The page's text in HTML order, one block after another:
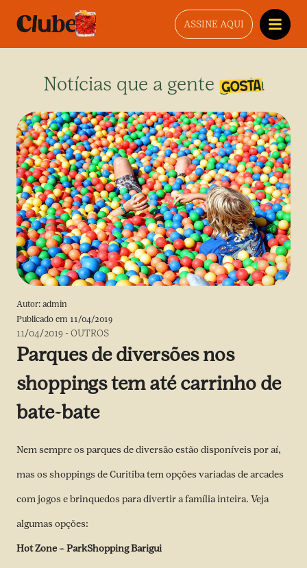
ASSINE AQUI
Notícias que a gente gosta
Autor: admin
Publicado em 11/04/2019
11/04/2019 -OUTROS
Parques de diversões nos
shoppings tem até carrinho de
bate-bate
Nem sempre os parques de diversão estão disponíveis por aí,
mas os shoppings de Curitiba tem opções variadas de arcades
com jogos e brinquedos para divertir a família inteira. Veja
algumas opções:
Hot Zone – ParkShopping Barigui